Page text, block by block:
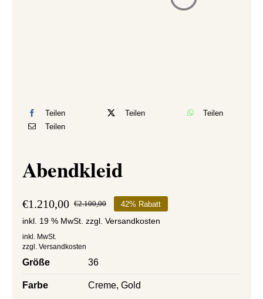
Teilen Teilen
Teilen
Teilen
Abendkleid
€2.100,00Ursprünglicher
Preis
€1.210,00
Aktueller
Preis
42% Rabatt
inkl. 19 % MwSt. zzgl. Versandkosten
inkl. MwSt.
zzgl. Versandkosten
Größe 36
Farbe
Creme, Gold